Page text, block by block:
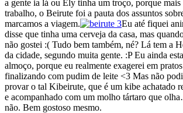
a gente ia lá ou Ely tinha um troço, porque
trabalho, o Beirute foi a pauta dos assuntos
marcamos a viagem.
Eu até fiquei
disse que tinha uma cerveja da casa, mas
não gostei :( Tudo bem também, né? Lá tem a
da cidade, segundo muita gente. :P Eu ainda
almoço, porque eu realmente exagerei em
finalizando com pudim de leite <3 Mas não
provar o tal Kibeirute, que é um kibe achatado
e acompanhado com um molho tártaro que
não. Bem gostoso mesmo.